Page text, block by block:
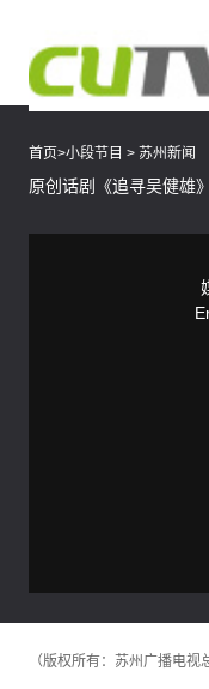
首页>小段节目 > 苏州新闻
原创话剧《追寻吴健雄
（版权所有：苏州广播电视